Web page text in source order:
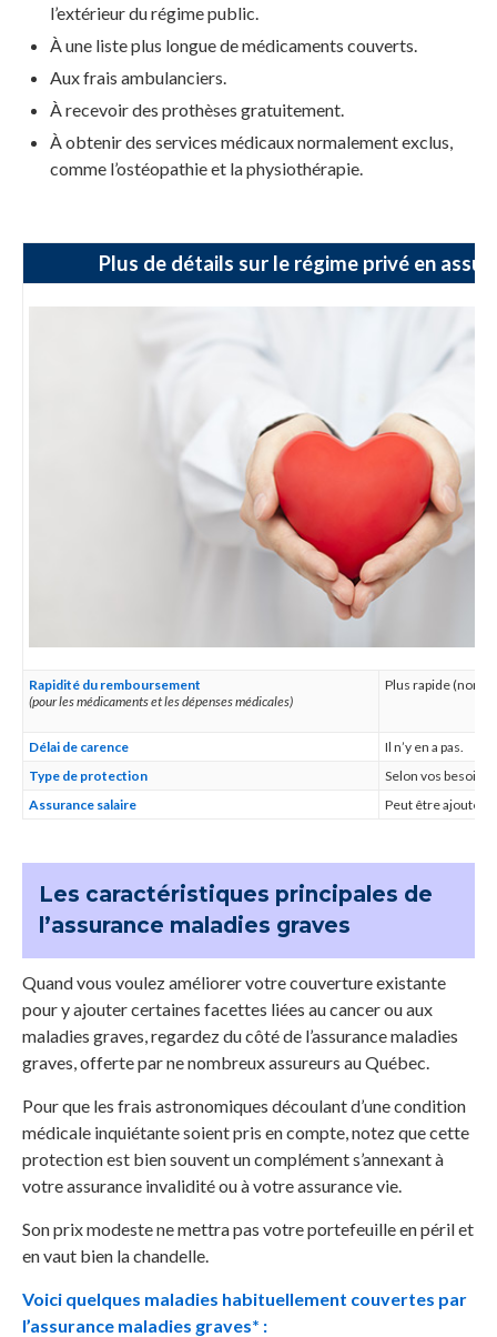
l’extérieur du régime public.
À une liste plus longue de médicaments couverts.
Aux frais ambulanciers.
À recevoir des prothèses gratuitement.
À obtenir des services médicaux normalement exclus,
comme l’ostéopathie et la physiothérapie.
Plus de détails sur le régime privé en
Rapidité du remboursement
(pour les médicaments et les dépenses médicales)
Plus rapide
Délai de carence
Il n’y en a pas.
Type de protection
Selon vos besoins.
Assurance salaire
Peut être ajoutée
Les caractéristiques principales de
l’assurance maladies graves
Quand vous voulez améliorer votre couverture existante
pour y ajouter certaines facettes liées au cancer ou aux
maladies graves, regardez du côté de l’assurance maladies
graves, offerte par ne nombreux assureurs au Québec.
Pour que les frais astronomiques découlant d’une condition
médicale inquiétante soient pris en compte, notez que cette
protection est bien souvent un complément s’annexant à
votre assurance invalidité ou à votre assurance vie.
Son prix modeste ne mettra pas votre portefeuille en péril et
en vaut bien la chandelle.
Voici quelques maladies habituellement couvertes par
l’assurance maladies graves* :